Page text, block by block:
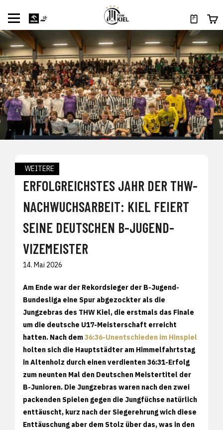
WEITERE
ERFOLGREICHSTES JAHR DER THW-
NACHWUCHSARBEIT: KIEL FEIERT
SEINE DEUTSCHEN B-JUGEND-
VIZEMEISTER
14. Mai 2026
Am Ende war der Rekordsieger der B-Jugend-
Bundesliga eine Spur abgezockter als die
Jungzebras des THW Kiel, die erstmals das Finale
um die deutsche U17-Meisterschaft erreicht
hatten. Nach dem36:36-Unentschieden im Hinspiel
holten sich die Hauptstädter am Himmelfahrtstag
in Altenholz durch einen verdienten 36:31-Erfolg
zum neunten Mal den Deutschen Meistertitel der
B-Junioren. Die Jungzebras waren nach den zwei
packenden Spielen gegen die Jungfüchse natürlich
enttäuscht, kurz nach der Siegerehrung wich diese
Enttäuschung aber dem Stolz über das, was in den